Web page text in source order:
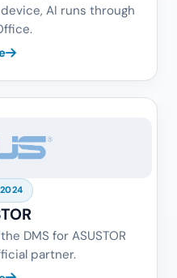
AI runs through
DMS for ASUSTOR
partner.